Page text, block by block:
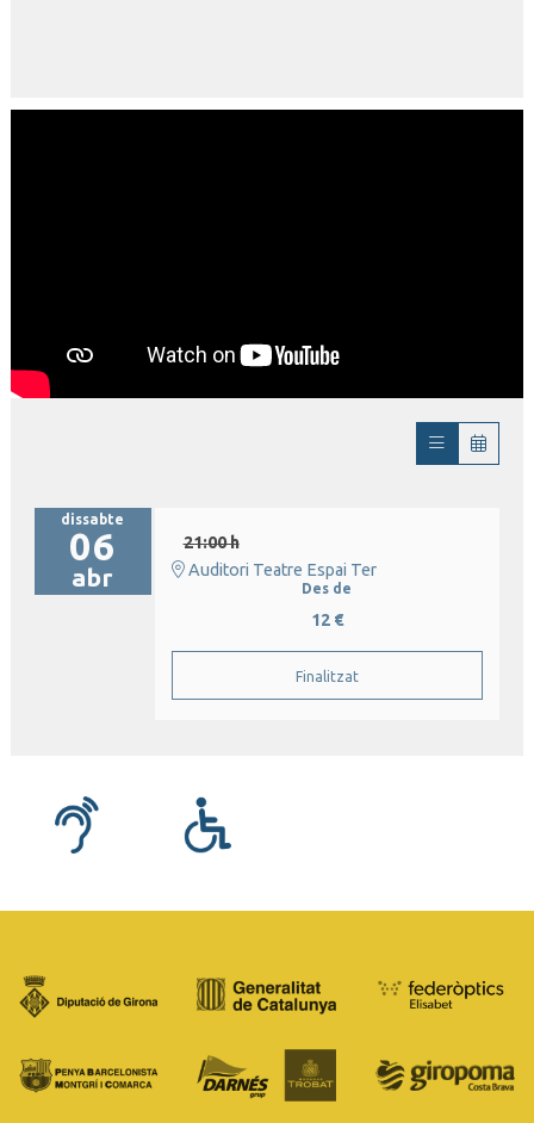
dissabte
06
abr
21:00 h
Auditori Teatre Espai Ter
Des de
12 €
Finalitzat